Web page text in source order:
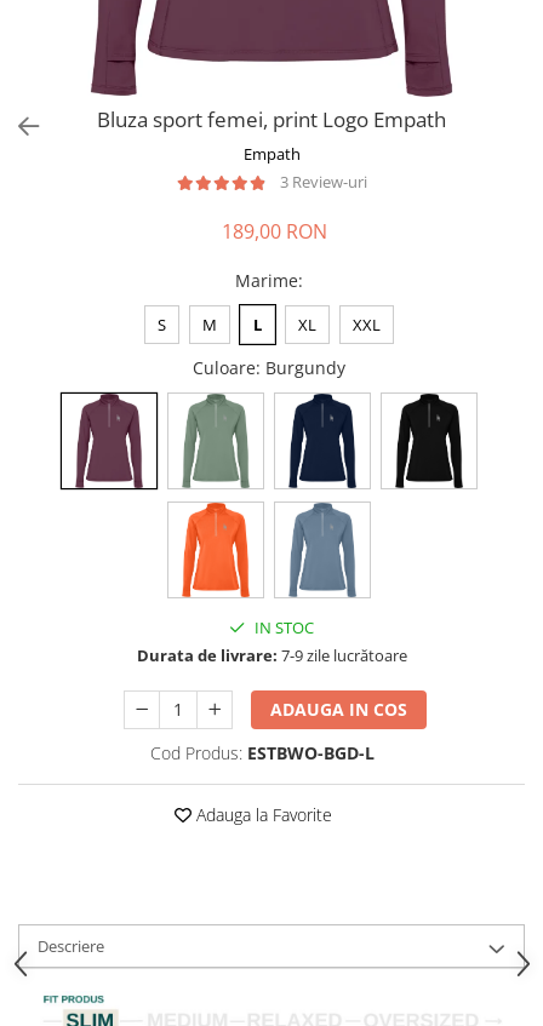
Bluza sport femei, print Logo Empath
Empath
3 Review-uri
189,00 RON
Marime:
S M L XL XXL
Culoare: Burgundy
IN STOC
Durata de livrare: 7-9 zile lucrătoare
ADAUGA IN COS
Cod Produs: ESTBWO-BGD-L
Adauga la Favorite
Descriere